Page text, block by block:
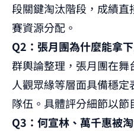
段關鍵淘汰階段，成績
賽資源分配。
Q2：張月團為什麼能拿
群輿論整理，張月團在
人觀眾緣等層面具備穩
隊伍。具體評分細節以節
Q3：何宣林、萬千惠被